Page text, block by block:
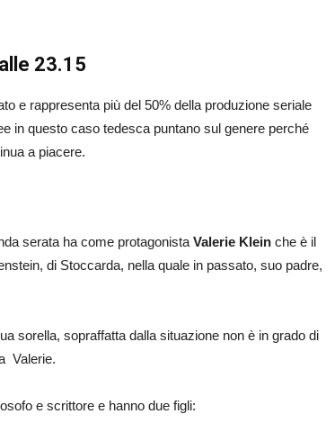
23.15
e rappresenta più del 50% della produzione seriale
in questo caso tedesca puntano sul genere perché
a piacere.
serata ha come protagonista Valerie Klein che è il
di Stoccarda, nella quale in passato, suo padre,
sorella, sopraffatta dalla situazione non è in grado di
Valerie.
e scrittore e hanno due figli: